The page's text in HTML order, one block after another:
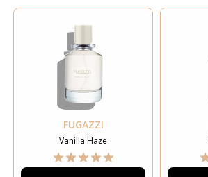
FUGAZZI
Vanilla Haze